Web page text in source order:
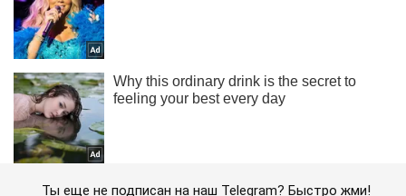
Ты еще не подписан на наш Telegram? Быстро жми!